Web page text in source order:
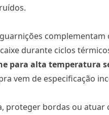
durante ciclos
para alta temperatura
vem de especificação
proteger bordas ou